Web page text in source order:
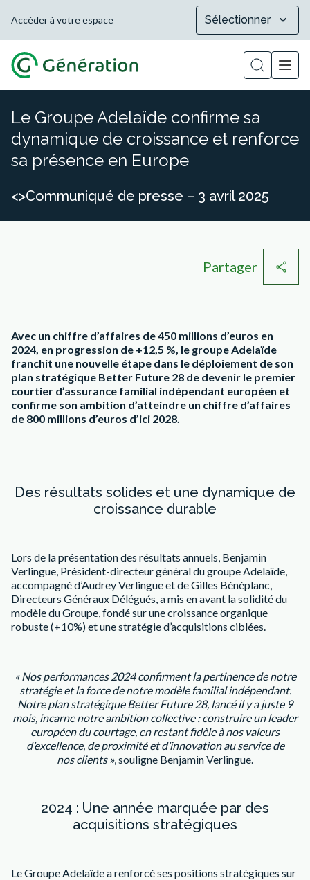
Accéder à votre espace Sélectionner
Afficher la
Le Groupe Adelaïde confirme sa
dynamique de croissance et renforce
sa présence en Europe
<>Communiqué de presse – 3 avril 2025
Partager
Avec un chiffre d’affaires de 450 millions d’euros en
2024, en progression de +12,5 %, le groupe Adelaïde
franchit une nouvelle étape dans le déploiement de son
plan stratégique Better Future 28 de devenir le premier
courtier d’assurance familial indépendant européen et
confirme son ambition d’atteindre un chiffre d’affaires
de 800 millions d’euros d’ici 2028.
Des résultats solides et une dynamique de
croissance durable
Lors de la présentation des résultats annuels, Benjamin
Verlingue, Président-directeur général du groupe Adelaïde,
accompagné d’Audrey Verlingue et de Gilles Bénéplanc,
Directeurs Généraux Délégués, a mis en avant la solidité du
modèle du Groupe, fondé sur une croissance organique
robuste (+10%) et une stratégie d’acquisitions ciblées.
« Nos performances 2024 confirment la pertinence de notre
stratégie et la force de notremodèle familial indépendant.
Notre plan stratégique Better Future 28, lancé il y a juste 9
mois, incarne notre ambition collective : construire un leader
européen du courtage, en restantfidèle à nos valeurs
d’excellence, de proximité et d’innovation au service de
nosclients », souligne Benjamin Verlingue.
2024 : Une année marquée par des
acquisitions stratégiques
Le Groupe Adelaïde a renforcé ses positions stratégiques sur